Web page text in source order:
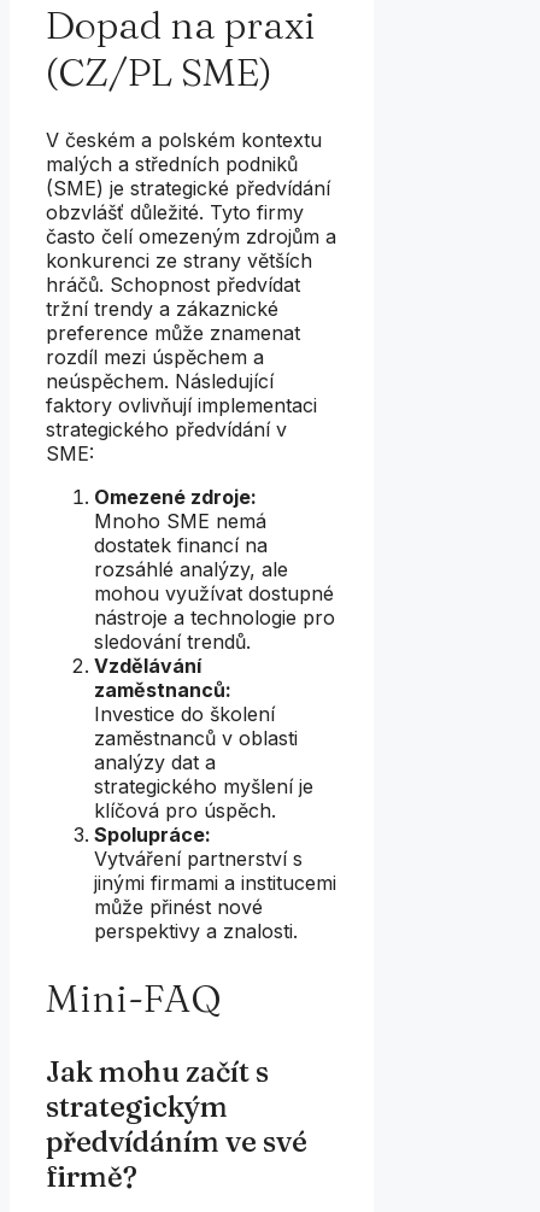
Dopad na praxi
(CZ/PL SME)
V českém a polském kontextu
malých a středních podniků
(SME) je strategické předvídání
obzvlášť důležité. Tyto firmy
často čelí omezeným zdrojům a
konkurenci ze strany větších
hráčů. Schopnost předvídat
tržní trendy a zákaznické
preference může znamenat
rozdíl mezi úspěchem a
neúspěchem. Následující
faktory ovlivňují implementaci
strategického předvídání v
SME:
Omezené zdroje:
Mnoho SME nemá
dostatek financí na
rozsáhlé analýzy, ale
mohou využívat dostupné
nástroje a technologie pro
sledování trendů.
Vzdělávání
zaměstnanců:
Investice do školení
zaměstnanců v oblasti
analýzy dat a
strategického myšlení je
klíčová pro úspěch.
Spolupráce:
Vytváření partnerství s
jinými firmami a institucemi
může přinést nové
perspektivy a znalosti.
Mini-FAQ
Jak mohu začít s
strategickým
předvídáním ve své
firmě?